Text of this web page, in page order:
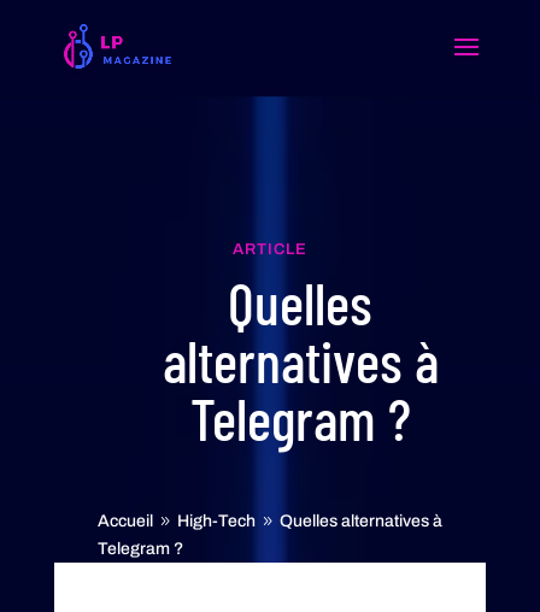
ARTICLE
Quelles
alternatives à
Telegram ?
Accueil 9 High-Tech 9 Quelles alternatives à
Telegram ?